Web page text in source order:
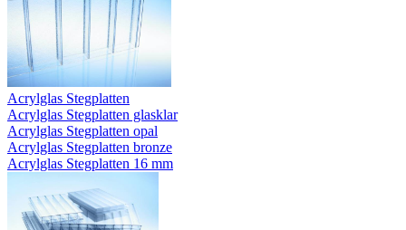
Acrylglas Stegplatten
Acrylglas Stegplatten glasklar
Acrylglas Stegplatten opal
Acrylglas Stegplatten bronze
Acrylglas Stegplatten 16 mm